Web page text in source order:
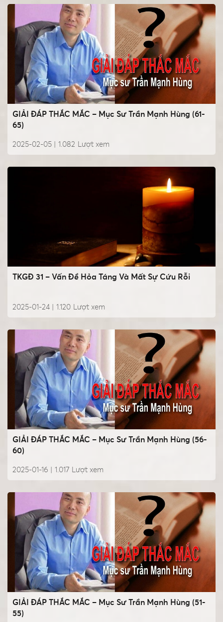
GIẢI ĐÁP THẮC MẮC – Mục Sư Trần Mạnh Hùng (61-
65)
2025-02-05 | Lượt xem
1.082
TKGĐ 31 – Vấn Đề Hỏa Táng Và Mất Sự Cứu Rỗi
2025-01-24 | Lượt xem
1.120
GIẢI ĐÁP THẮC MẮC – Mục Sư Trần Mạnh Hùng (56-
60)
2025-01-16 | Lượt xem
1.017
GIẢI ĐÁP THẮC MẮC – Mục Sư Trần Mạnh Hùng (51-
55)